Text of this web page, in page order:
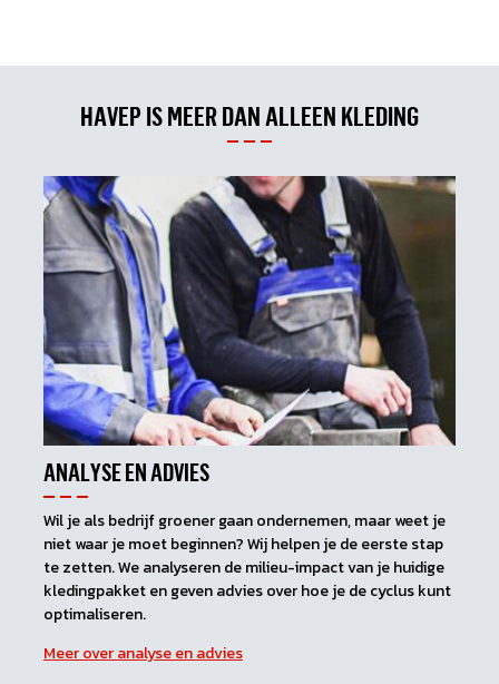
HAVEP IS MEER DAN ALLEEN KLEDING
ANALYSE EN ADVIES
Wil je als bedrijf groener gaan ondernemen, maar weet je
niet waar je moet beginnen? Wij helpen je de eerste stap
te zetten. We analyseren de milieu-impact van je huidige
kledingpakket en geven advies over hoe je de cyclus kunt
optimaliseren.
Meer over analyse en advies